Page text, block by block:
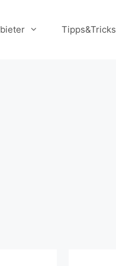
Tipps&Tricks